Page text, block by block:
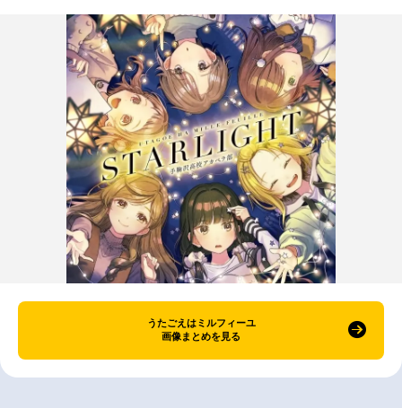
うたごえはミルフィーユ
画像まとめを見る